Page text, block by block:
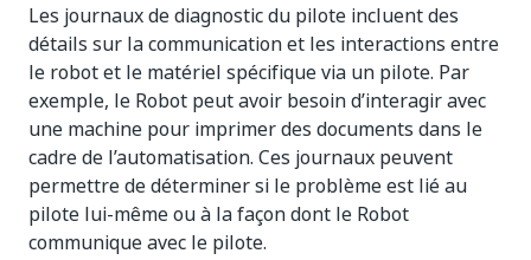
Les journaux de diagnostic du pilote incluent des
détails sur la communication et les interactions entre
le robot et le matériel spécifique via un pilote. Par
exemple, le Robot peut avoir besoin d’interagir avec
une machine pour imprimer des documents dans le
cadre de l’automatisation. Ces journaux peuvent
permettre de déterminer si le problème est lié au
pilote lui-même ou à la façon dont le Robot
communique avec le pilote.